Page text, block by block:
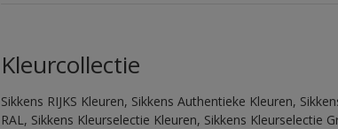
Kleurcollectie
Sikkens RIJKS Kleuren, Sikkens Authentieke Kleuren,
RAL, Sikkens Kleurselectie Kleuren, Sikkens Kleurselectie